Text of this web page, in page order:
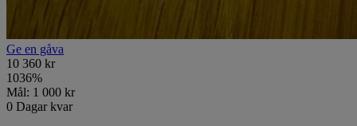
Ge en gåva
10 360 kr
1036%
Mål: 1 000 kr
0 Dagar kvar